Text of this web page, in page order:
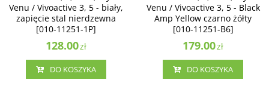
Venu / Vivoactive 3, 5 - biały,
zapięcie stal nierdzewna
[010-11251-1P]
128.00zł
DO KOSZYKA
Venu / Vivoactive 3, 5 - Black
Amp Yellow czarno żółty
[010-11251-B6]
179.00zł
DO KOSZYKA